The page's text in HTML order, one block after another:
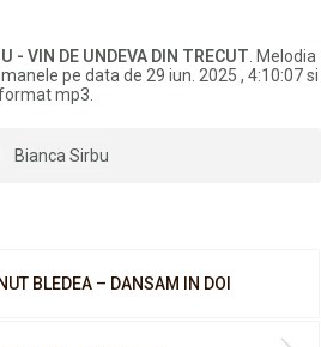
- VIN DE UNDEVA DIN TRECUT . Melodia
pe data de 29 iun. 2025 , 4:10:07 si
mp3.
Bianca Sirbu
BLEDEA – DANSAM IN DOI